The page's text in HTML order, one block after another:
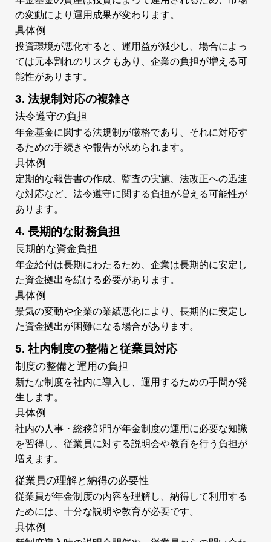
の変動により運用成果が変わります。
具体例
投資環境が悪化すると、運用益が減少し、場合によっ
ては元本割れのリスクもあり、企業の負担が増える可
能性があります。
3. 法規制対応の複雑さ
法令遵守の負担
年金基金に関する法規制が厳格であり、それに対応す
るための手続きや報告が求められます。
具体例
定期的な報告書の作成、監査の実施、法改正への迅速
な対応など、法令遵守に関する負担が増える可能性が
あります。
4. 長期的な財務負担
長期的な資金負担
年金給付は長期にわたるため、企業は長期的に安定し
た資金拠出を続ける必要があります。
具体例
景気の変動や企業の業績悪化により、長期的に安定し
た資金拠出が困難になる場合があります。
5. 社内制度の整備と従業員対応
制度の整備と運用の負担
新たな制度を社内に導入し、運用するための手間が発
生します。
具体例
社内の人事・総務部門が年金制度の運用に必要な知識
を習得し、従業員に対する説明会や教育を行う負担が
増えます。
従業員の理解と納得の必要性
従業員が年金制度の内容を理解し、納得して利用する
ためには、十分な説明や教育が必要です。
具体例